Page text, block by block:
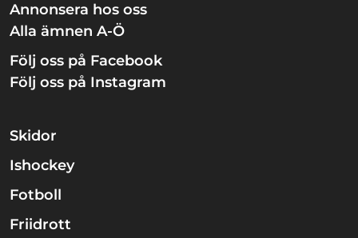
Annonsera hos oss
Alla ämnen A-Ö
Följ oss på Facebook
Följ oss på Instagram
Skidor
Ishockey
Fotboll
Friidrott